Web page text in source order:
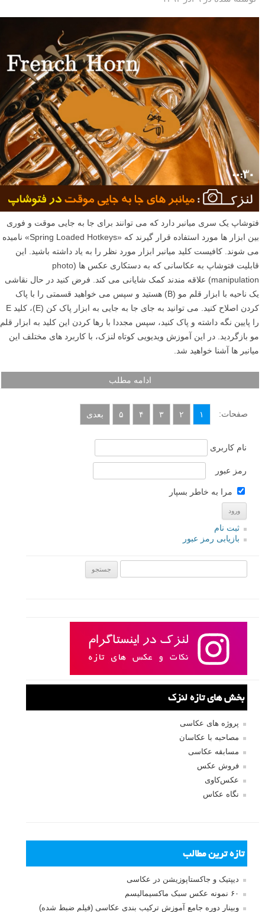
در این مطلب لنزک، طیف کاملی از تکنیک های روشن و تیره کردن یا داج و
برن (dodging و burning) را بررسی خواهیم کرد. با استفاده از انواع تکنیک
های پیشرفته dodge و burn فتوشاپ، برای روشن و تاریک کردن انتخابی
برخی قسمت ها، عکاسی منظره خود را بهبود بخشید. مطالعه این مطلب را
به شما عزیزان توصیه می کنیم.
ادامه مطلب
آموزش فتوشاپ در ۳۰ ثانیه: میانبر های جا به جایی موقت
بین ابزار ها
نوشته شده در ۹ آذر ۱۳۹۴
فتوشاپ یک سری میانبر دارد که می توانند برای جا به جایی موقت و فوری
manipulation) علاقه مندند کمک شایانی می کند. فرض کنید در حال نقاشی
مو بازگردید. در این آموزش ویدیویی کوتاه لنزک، با کاربرد های مختلف این
میانبر ها آشنا خواهید شد.
ادامه مطلب
صفحات: ۱ ۲ ۳ ۴ ۵ بعدی
نام کاربری
رمز عبور
مرا به خاطر بسپار